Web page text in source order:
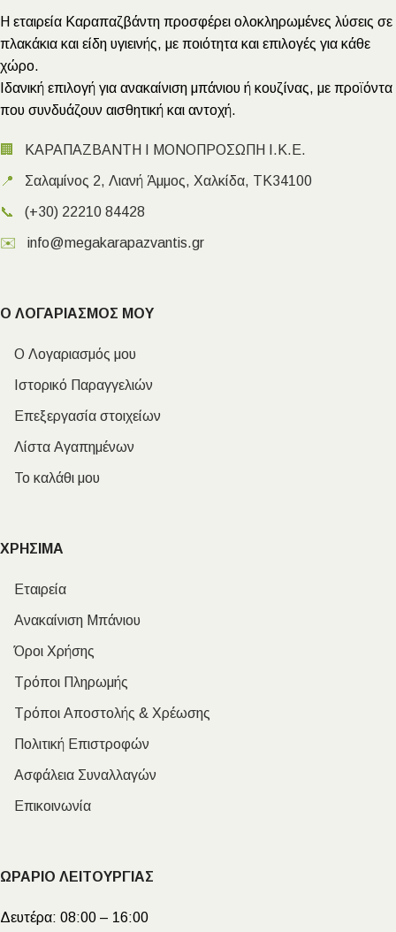
Η εταιρεία Καραπαζβάντη προσφέρει ολοκληρωμένες λύσεις σε
πλακάκια και είδη υγιεινής, με ποιότητα και επιλογές για κάθε
χώρο.
Ιδανική επιλογή για ανακαίνιση μπάνιου ή κουζίνας, με προϊόντα
που συνδυάζουν αισθητική και αντοχή.
🏢 ΚΑΡΑΠΑΖΒΑΝΤΗ Ι ΜΟΝΟΠΡΟΣΩΠΗ Ι.Κ.Ε.
📍 Σαλαμίνος 2, Λιανή Άμμος, Χαλκίδα, ΤΚ34100
📞 (+30) 22210 84428
✉️ info@megakarapazvantis.gr
Ο ΛΟΓΑΡΙΑΣΜΟΣ ΜΟΥ
Ο Λογαριασμός μου
Ιστορικό Παραγγελιών
Επεξεργασία στοιχείων
Λίστα Αγαπημένων
Το καλάθι μου
ΧΡΗΣΙΜΑ
Εταιρεία
Ανακαίνιση Μπάνιου
Όροι Χρήσης
Τρόποι Πληρωμής
Τρόποι Αποστολής & Χρέωσης
Πολιτική Επιστροφών
Ασφάλεια Συναλλαγών
Επικοινωνία
ΩΡΑΡΙΟ ΛΕΙΤΟΥΡΓΙΑΣ
Δευτέρα: 08:00 – 16:00